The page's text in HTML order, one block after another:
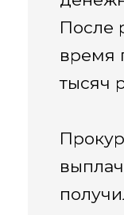
После
время
тысяч